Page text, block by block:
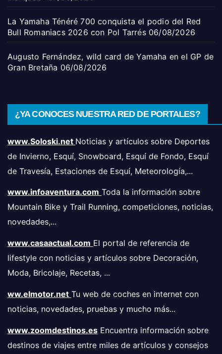
La Yamaha Ténéré 700 conquista el podio del Red
Bull Romaniacs 2026 con Pol Tarrés 06/08/2026
Augusto Fernández, wild card de Yamaha en el GP de
Gran Bretaña 06/08/2026
¿YA CONOCES NUESTRA RED DE PORTALES?
www.Soloski.net Noticias y artículos sobre Deportes
de Invierno, Esquí, Snowboard, Esquí de Fondo, Esquí
de Travesía, Estaciones de Esquí, Meteorología,...
www.infoaventura.com Toda la información sobre
Mountain Bike y Trail Running, competiciones, noticias,
novedades,...
www.casaactual.com El portal de referencia de
lifestyle con noticias y artículos sobre Decoración,
Moda, Bricolaje, Recetas, ...
ww.elmotor.net Tu web de coches en internet con
noticias, novedades, pruebas y mucho más...
www.zoomdestinos.es Encuentra información sobre
destinos de viajes entre miles de artículos y consejos